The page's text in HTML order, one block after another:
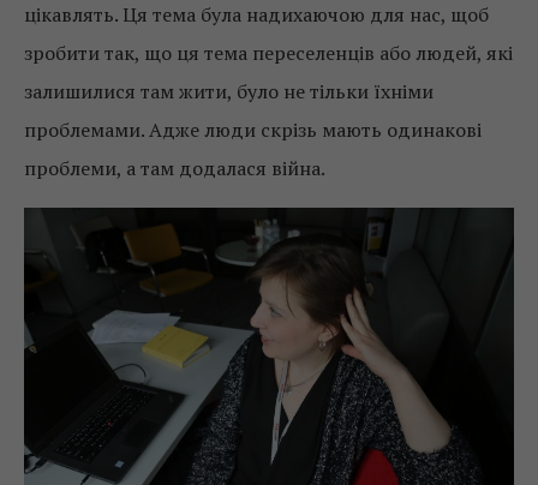
цікавлять. Ця тема була надихаючою для нас, щоб
зробити так, що ця тема переселенців або людей, які
залишилися там жити, було не тільки їхніми
проблемами. Адже люди скрізь мають одинакові
проблеми, а там додалася війна.